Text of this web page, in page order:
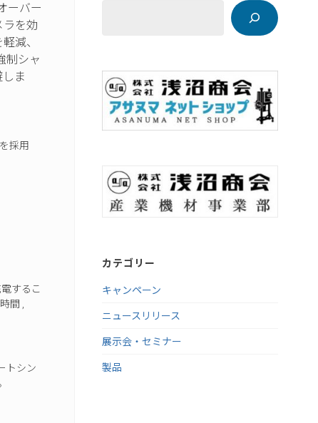
ーバー
ラを効
減、
制シャ
ま
採用
するこ
間 ,
トシン
カテゴリー
キャンペーン
ニュースリリース
展示会・セミナー
製品